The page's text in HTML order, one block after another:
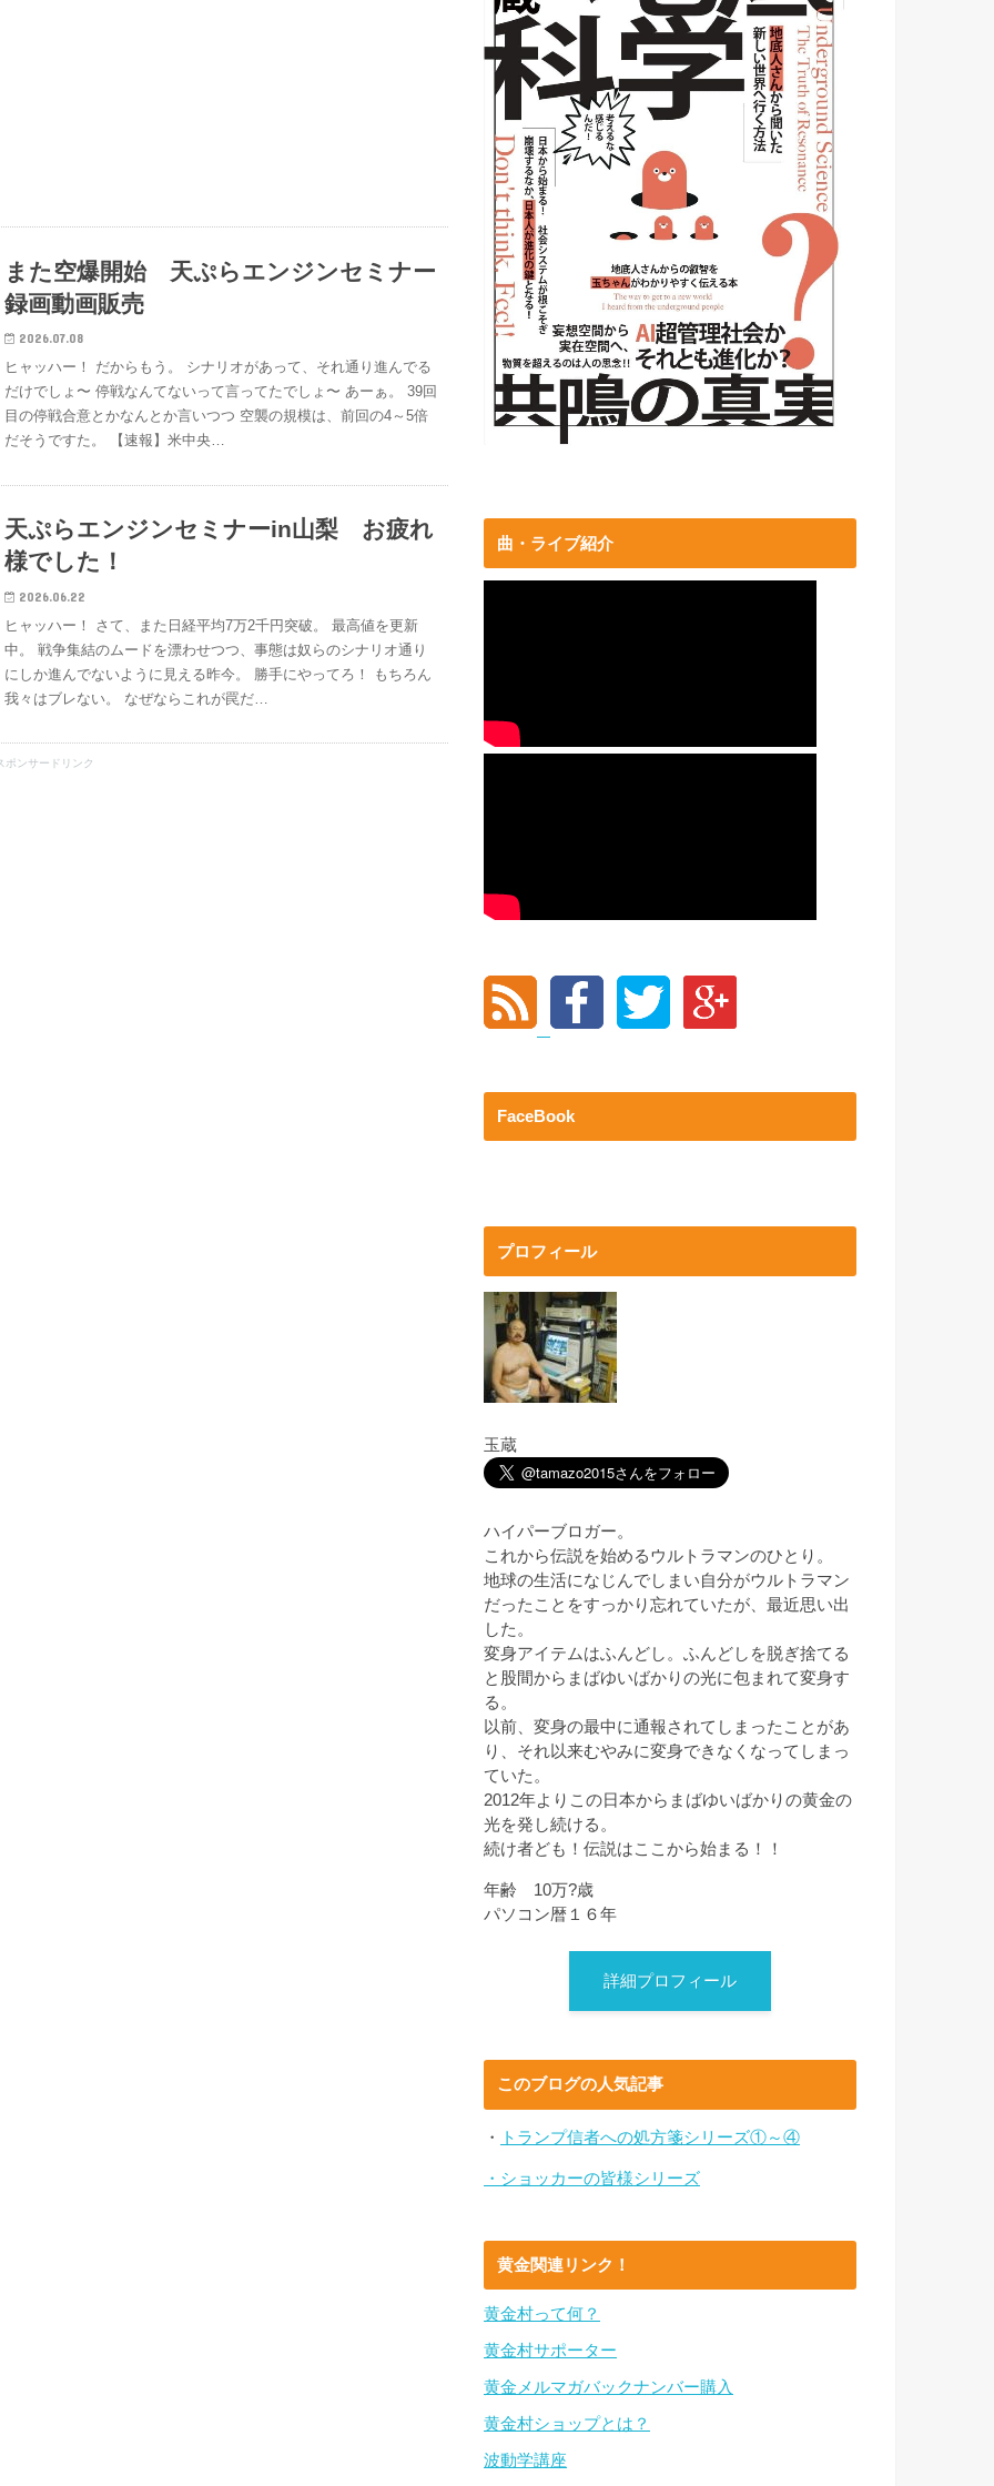
また空爆開始 天ぷらエンジンセミナー
録画動画販売
2026.07.08
ヒャッハー！ だからもう。 シナリオがあって、それ通り進んでる
だけでしょ〜 停戦なんてないって言ってたでしょ〜 あーぁ。 39回
目の停戦合意とかなんとか言いつつ 空襲の規模は、前回の4～5倍
だそうですた。 【速報】米中央…
天ぷらエンジンセミナーin山梨 お疲れ
様でした！
2026.06.22
ヒャッハー！ さて、また日経平均7万2千円突破。 最高値を更新
中。 戦争集結のムードを漂わせつつ、事態は奴らのシナリオ通り
にしか進んでないように見える昨今。 勝手にやってろ！ もちろん
我々はブレない。 なぜならこれが罠だ…
ポンサードリンク
曲・ライブ紹介
FaceBook
プロフィール
玉蔵
ハイパーブロガー。
これから伝説を始めるウルトラマンのひとり。
地球の生活になじんでしまい自分がウルトラマン
だったことをすっかり忘れていたが、最近思い出
した。
変身アイテムはふんどし。ふんどしを脱ぎ捨てる
と股間からまばゆいばかりの光に包まれて変身す
る。
以前、変身の最中に通報されてしまったことがあ
り、それ以来むやみに変身できなくなってしまっ
ていた。
2012年よりこの日本からまばゆいばかりの黄金の
光を発し続ける。
続け者ども！伝説はここから始まる！！
年齢 10万?歳
パソコン暦１６年
詳細プロフィール
このブログの人気記事
・ トランプ信者への処方箋シリーズ①～④
・ショッカーの皆様シリーズ
黄金関連リンク！
黄金村って何？
黄金村サポーター
黄金メルマガバックナンバー購入
黄金村ショップとは？
波動学講座